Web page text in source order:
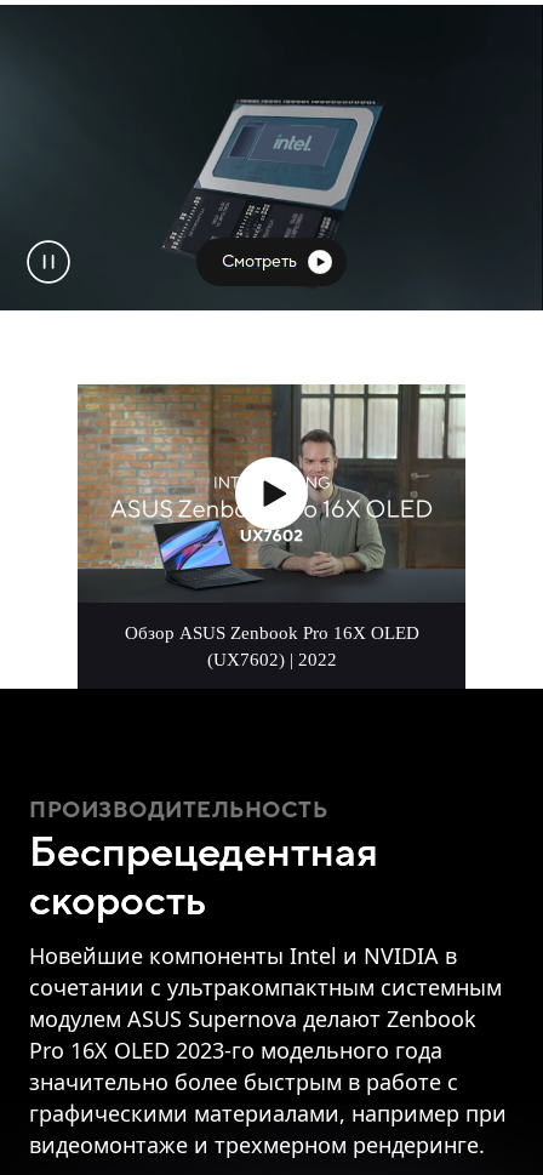
Смотреть
Обзор ASUS Zenbook Pro 16X OLED
(UX7602) | 2022
ПРОИЗВОДИТЕЛЬНОСТЬ
Беспрецедентная
скорость
Новейшие компоненты Intel и NVIDIA в
сочетании с ультракомпактным системным
модулем ASUS Supernova делают Zenbook
Pro 16X OLED 2023-го модельного года
значительно более быстрым в работе с
графическими материалами, например при
видеомонтаже и трехмерном рендеринге.